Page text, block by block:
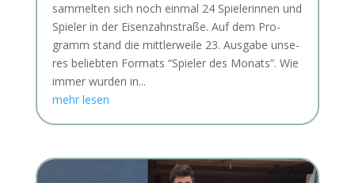
sam­mel­ten sich noch ein­mal 24 Spie­le­rin­nen und
Spie­ler in der Eisen­zahn­stra­ße. Auf dem Pro­
gramm stand die mitt­ler­wei­le 23. Aus­ga­be unse­
res belieb­ten For­mats “Spie­ler des Monats”. Wie
immer wur­den in...
mehr lesen